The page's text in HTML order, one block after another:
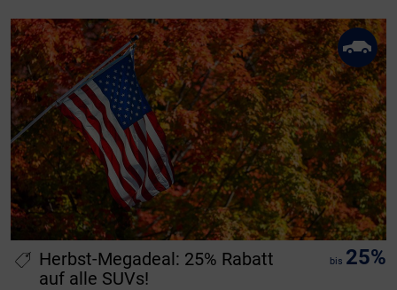
Herbst-Megadeal: 25% Rabatt
auf alle SUVs!
bis 25%